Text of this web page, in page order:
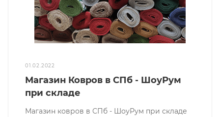
01.02.2022
Магазин Ковров в СПб - ШоуРум
при складе
Магазин ковров в СПб - ШоуРум при складе